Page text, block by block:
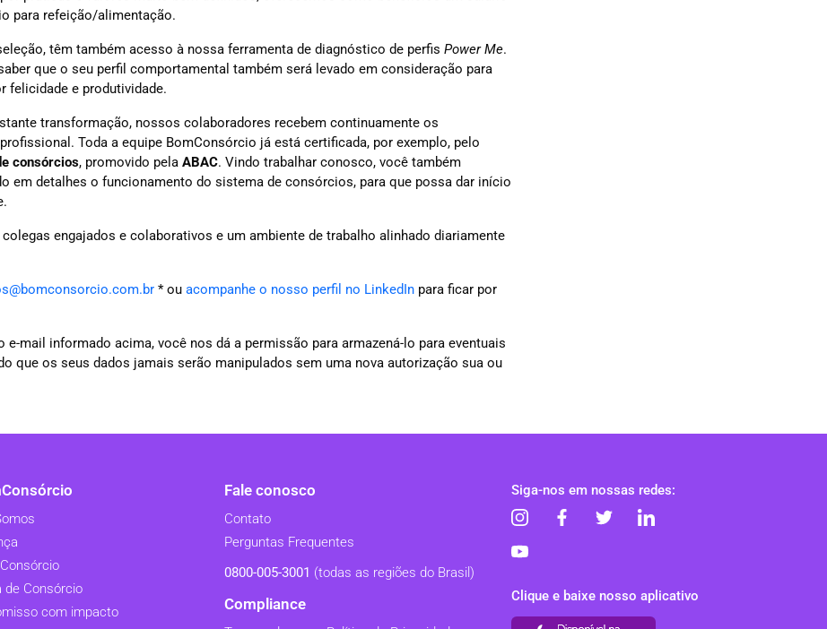
para refeição/alimentação.
têm também acesso à nossa ferramenta de diagnóstico de perfis Power Me.
que o seu perfil comportamental também será levado em consideração para
felicidade e produtividade.
transformação, nossos colaboradores recebem continuamente os
Toda a equipe BomConsórcio já está certificada, por exemplo, pelo
consórcios, promovido pela ABAC. Vindo trabalhar conosco, você também
em detalhes o funcionamento do sistema de consórcios, para que possa dar início
engajados e colaborativos e um ambiente de trabalho alinhado diariamente
* ou acompanhe o nosso perfil no LinkedIn para ficar por
mail informado acima, você nos dá a permissão para armazená-lo para eventuais
que os seus dados jamais serão manipulados sem uma nova autorização sua ou
de Consórcio
com impacto
Fale conosco
Contato
Perguntas Frequentes
0800-005-3001 (todas as regiões do Brasil)
Compliance
Siga-nos em nossas redes:
Clique e baixe nosso aplicativo